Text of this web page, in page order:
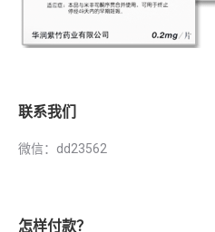
联系我们
微信：dd23562
怎样付款？